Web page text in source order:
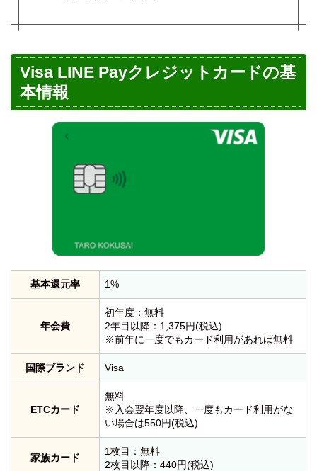
Visa LINE Payクレジットカードの基
本情報
基本還元率 1%
年会費
初年度：無料
2年目以降：1,375円(税込)
※前年に一度でもカード利用があれば無料
国際ブランド Visa
ETCカード
無料
※入会翌年度以降、一度もカード利用がな
い場合は550円(税込)
家族カード
1枚目：無料
2枚目以降：440円(税込)